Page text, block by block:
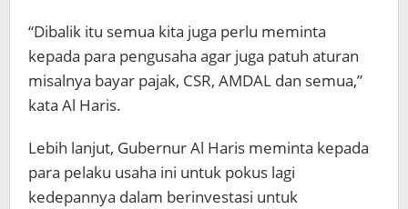
“Dibalik itu semua kita juga perlu meminta
kepada para pengusaha agar juga patuh aturan
misalnya bayar pajak, CSR, AMDAL dan semua,”
kata Al Haris.
Lebih lanjut, Gubernur Al Haris meminta kepada
para pelaku usaha ini untuk pokus lagi
kedepannya dalam berinvestasi untuk